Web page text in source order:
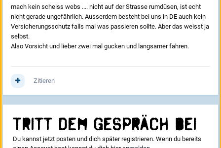
mach kein scheiss webs .... nicht auf der Strasse rumdüsen, ist echt
nicht gerade ungefährlich. Ausserdem besteht bei uns in DE auch kein
Versicherungsschutz falls mal was passieren sollte. Aber das weisst ja
selbst.
Also Vorsicht und lieber zwei mal gucken und langsamer fahren.
Zitieren
Tritt dem Gespräch bei
Du kannst jetzt posten und dich später registrieren. Wenn du bereits